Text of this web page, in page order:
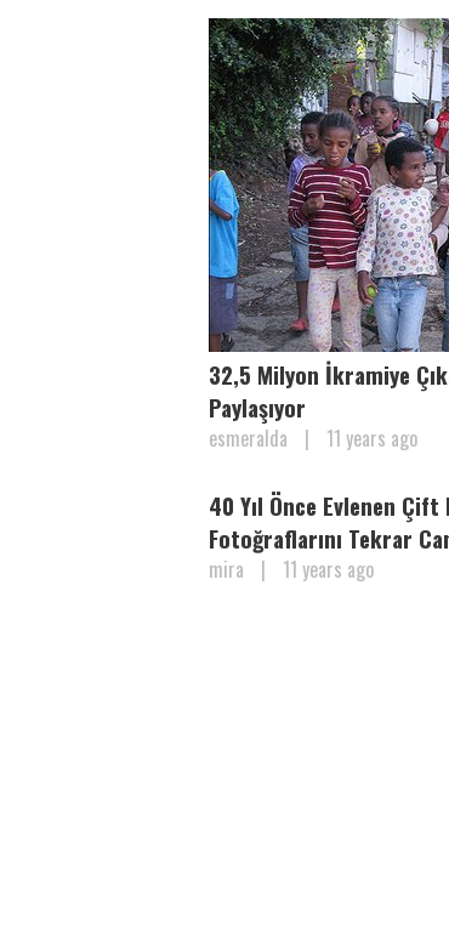
32,5 Milyon İkramiye
Paylaşıyor
esmeralda | 11 years ago
40 Yıl Önce Evlenen
Fotoğraflarını Tekrar
mira | 11 years ago